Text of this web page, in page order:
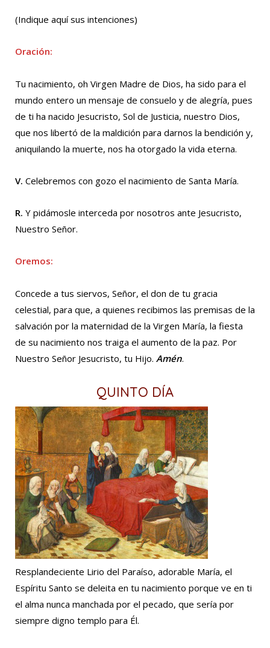
(Indique aquí sus intenciones)
Oración:
Tu nacimiento, oh Virgen Madre de Dios, ha sido para el
mundo entero un mensaje de consuelo y de alegría, pues
de ti ha nacido Jesucristo, Sol de Justicia, nuestro Dios,
que nos libertó de la maldición para darnos la bendición y,
aniquilando la muerte, nos ha otorgado la vida eterna.
V. Celebremos con gozo el nacimiento de Santa María.
R. Y pidámosle interceda por nosotros ante Jesucristo,
Nuestro Señor.
Oremos:
Concede a tus siervos, Señor, el don de tu gracia
celestial, para que, a quienes recibimos las premisas de la
salvación por la maternidad de la Virgen María, la fiesta
de su nacimiento nos traiga el aumento de la paz. Por
Nuestro Señor Jesucristo, tu Hijo. Amén.
QUINTO DÍA
Resplandeciente Lirio del Paraíso, adorable María, el
Espíritu Santo se deleita en tu nacimiento porque ve en ti
el alma nunca manchada por el pecado, que sería por
siempre digno templo para Él.